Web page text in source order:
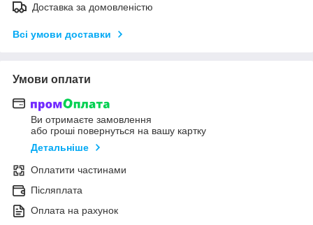
Доставка за домовленістю
Всі умови доставки
Умови оплати
Ви отримаєте замовлення
або гроші повернуться на вашу картку
Детальніше
Оплатити частинами
Післяплата
Оплата на рахунок